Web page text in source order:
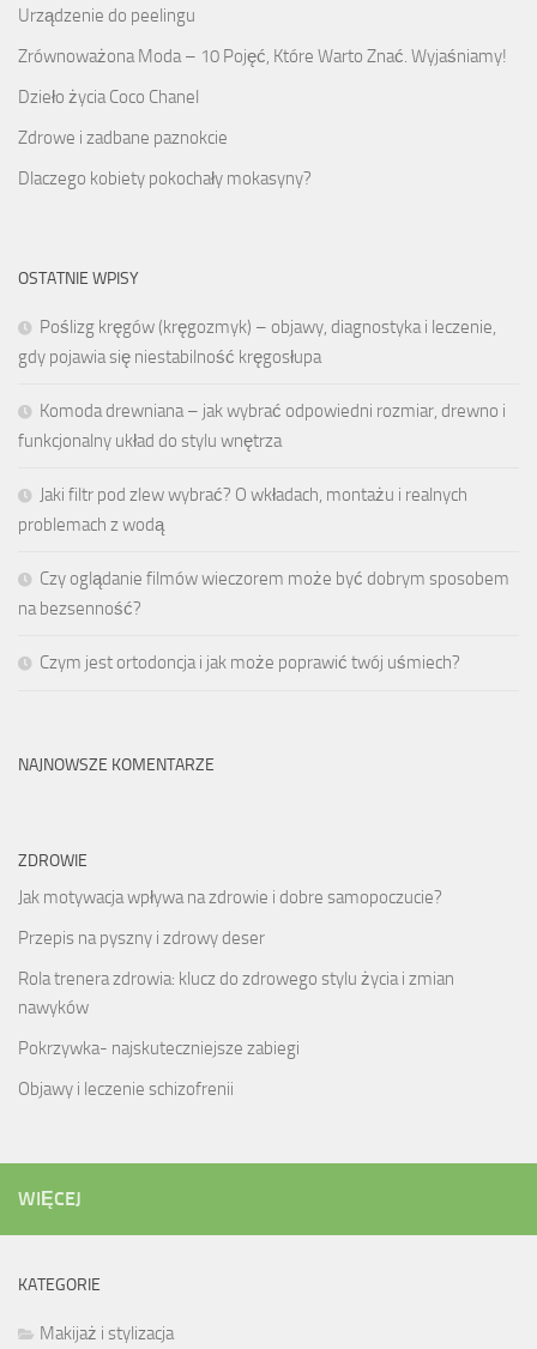
Urządzenie do peelingu
Zrównoważona Moda – 10 Pojęć, Które Warto Znać. Wyjaśniamy!
Dzieło życia Coco Chanel
Zdrowe i zadbane paznokcie
Dlaczego kobiety pokochały mokasyny?
OSTATNIE WPISY
Poślizg kręgów (kręgozmyk) – objawy, diagnostyka i leczenie,
gdy pojawia się niestabilność kręgosłupa
Komoda drewniana – jak wybrać odpowiedni rozmiar, drewno i
funkcjonalny układ do stylu wnętrza
Jaki filtr pod zlew wybrać? O wkładach, montażu i realnych
problemach z wodą
Czy oglądanie filmów wieczorem może być dobrym sposobem
na bezsenność?
Czym jest ortodoncja i jak może poprawić twój uśmiech?
NAJNOWSZE KOMENTARZE
ZDROWIE
Jak motywacja wpływa na zdrowie i dobre samopoczucie?
Przepis na pyszny i zdrowy deser
Rola trenera zdrowia: klucz do zdrowego stylu życia i zmian
nawyków
Pokrzywka- najskuteczniejsze zabiegi
Objawy i leczenie schizofrenii
WIĘCEJ
KATEGORIE
Makijaż i stylizacja